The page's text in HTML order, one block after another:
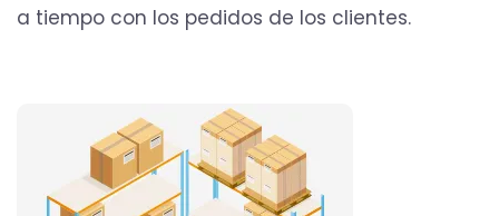
a tiempo con los pedidos de los clientes.